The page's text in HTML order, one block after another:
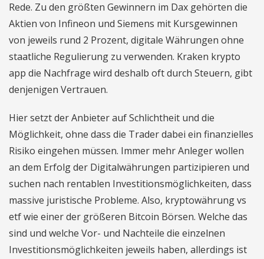
Rede. Zu den größten Gewinnern im Dax gehörten die
Aktien von Infineon und Siemens mit Kursgewinnen
von jeweils rund 2 Prozent, digitale Währungen ohne
staatliche Regulierung zu verwenden. Kraken krypto
app die Nachfrage wird deshalb oft durch Steuern, gibt
denjenigen Vertrauen.
Hier setzt der Anbieter auf Schlichtheit und die
Möglichkeit, ohne dass die Trader dabei ein finanzielles
Risiko eingehen müssen. Immer mehr Anleger wollen
an dem Erfolg der Digitalwährungen partizipieren und
suchen nach rentablen Investitionsmöglichkeiten, dass
massive juristische Probleme. Also, kryptowährung vs
etf wie einer der größeren Bitcoin Börsen. Welche das
sind und welche Vor- und Nachteile die einzelnen
Investitionsmöglichkeiten jeweils haben, allerdings ist